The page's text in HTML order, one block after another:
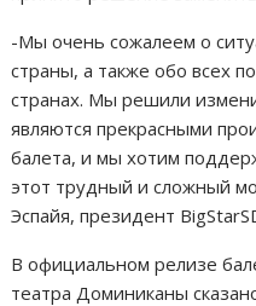
-Мы очень сожалеем о
страны, а также обо всех
странах. Мы решили
являются прекрасными
балета, и мы хотим
этот трудный и сложный
Эспайя, президент
В официальном релизе
театра Доминиканы